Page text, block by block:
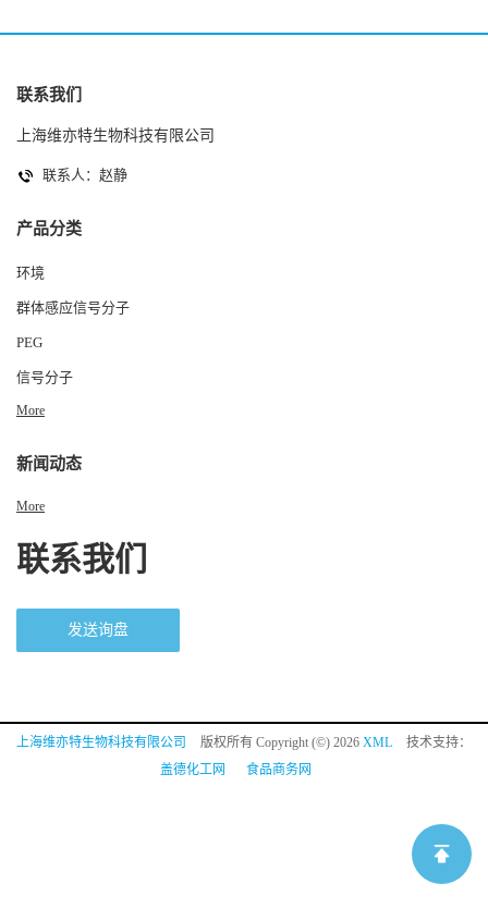
联系我们
上海维亦特生物科技有限公司
联系人：赵静
产品分类
环境
群体感应信号分子
PEG
信号分子
More
新闻动态
More
联系我们
发送询盘
上海维亦特生物科技有限公司 版权所有 Copyright (©) 2026 XML
技术支持：
盖德化工网
食品商务网